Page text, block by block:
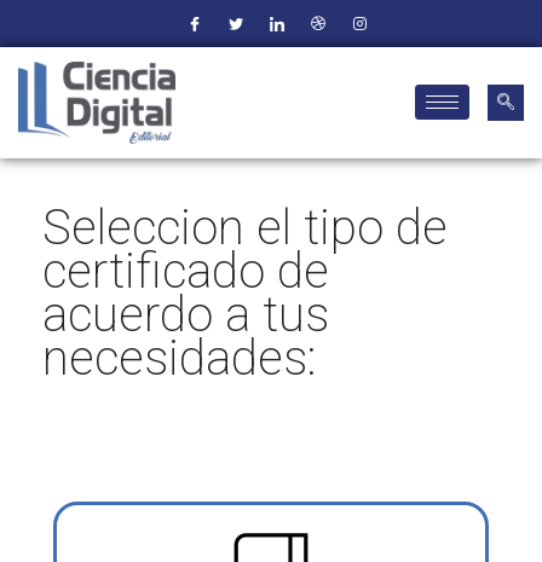
Seleccion el tipo de
certificado de
acuerdo a tus
necesidades: